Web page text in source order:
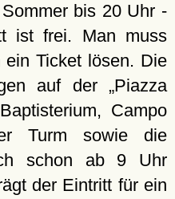
bis 20 Uhr -
ist frei. Man muss
ein Ticket lösen. Die
auf der
Piazza
Campo
Turm sowie die
schon ab 9 Uhr
der Eintritt für ein